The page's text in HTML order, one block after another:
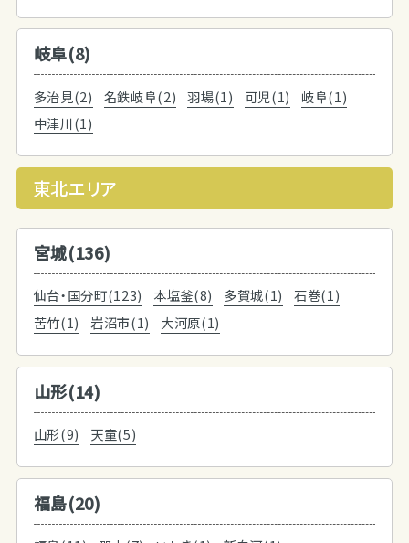
岐阜(8)
多治見(2) 名鉄岐阜(2) 羽場(1) 可児(1)
岐阜(1)
中津川(1)
東北エリア
宮城(136)
仙台・国分町(123) 本塩釜(8) 多賀城(1)
石巻(1)
苦竹(1)
岩沼市(1) 大河原(1)
山形(14)
山形(9) 天童(5)
福島(20)